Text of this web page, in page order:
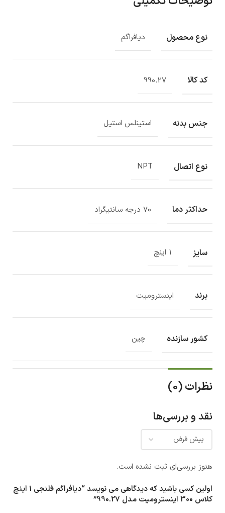
نوع محصول دیافراگم
کد کالا 990.27
جنس بدنه استینلس استیل
نوع اتصال NPT
حداکثر دما 70 درجه سانتیگراد
سایز 1 اینچ
برند اینسترومیت
کشور سازنده چین
نظرات (0)
نقد و بررسی‌ها
هنوز بررسی‌ای ثبت نشده است.
اولین کسی باشید که دیدگاهی می نویسد “دیافراگم فلنجی 1 اینچ
کلاس 300 اینسترومیت مدل 990.27”